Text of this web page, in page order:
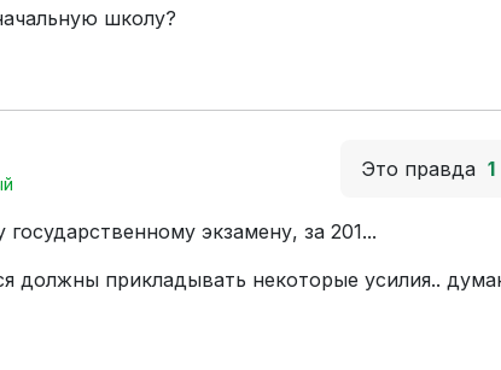
школу?
Это правда 1
экзамену, за 201...
должны прикладывать некоторые усилия..